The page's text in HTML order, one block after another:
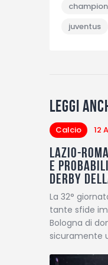
juventus
Leggi
Calcio 12
Lazio-
e
Derby
La 32°
tante sfide
Bologna di
sicuramente